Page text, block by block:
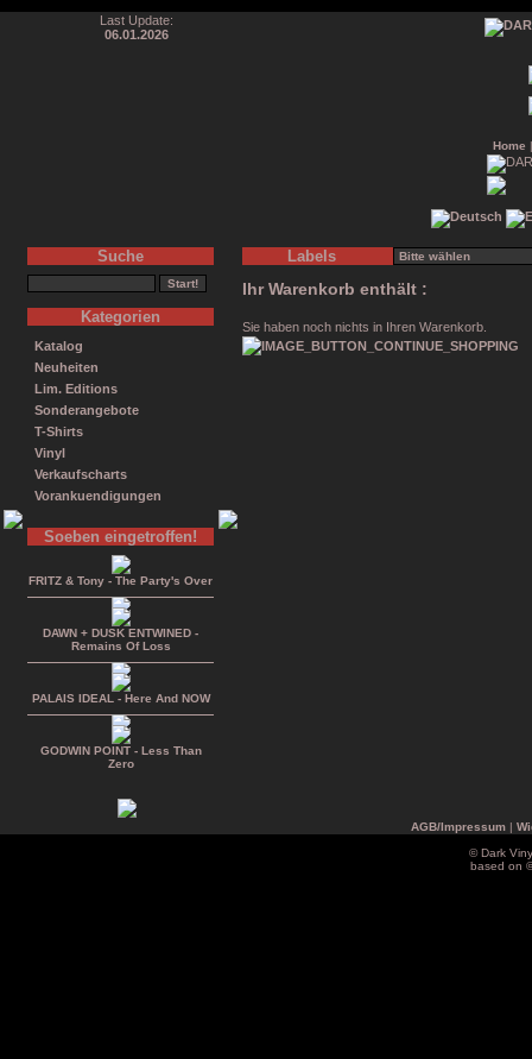
Last Update:
06.01.2026
Home
Suche
Kategorien
Katalog
Neuheiten
Lim. Editions
Sonderangebote
T-Shirts
Vinyl
Verkaufscharts
Vorankuendigungen
Soeben eingetroffen!
FRITZ & Tony - The Party's Over
DAWN + DUSK ENTWINED -
Remains Of Loss
PALAIS IDEAL - Here And NOW
GODWIN POINT - Less Than
Zero
Labels
Ihr Warenkorb enthält :
Sie haben noch nichts in Ihren Warenkorb.
AGB/Impressum|
© Dark
based on